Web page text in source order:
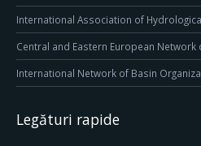
International Association of
Central and Eastern European Network
International Network of Basin
Legături rapide